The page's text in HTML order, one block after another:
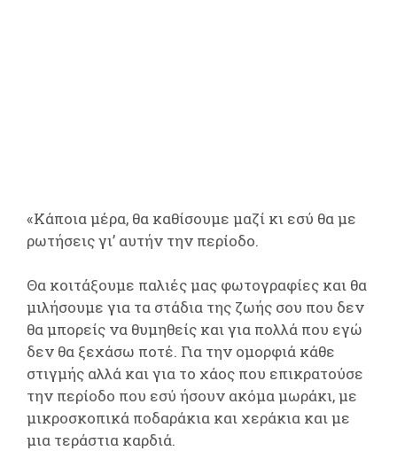
«Κάποια μέρα, θα καθίσουμε μαζί κι εσύ θα με
ρωτήσεις γι’ αυτήν την περίοδο.
Θα κοιτάξουμε παλιές μας φωτογραφίες και θα
μιλήσουμε για τα στάδια της ζωής σου που δεν
θα μπορείς να θυμηθείς και για πολλά που εγώ
δεν θα ξεχάσω ποτέ. Για την ομορφιά κάθε
στιγμής αλλά και για το χάος που επικρατούσε
την περίοδο που εσύ ήσουν ακόμα μωράκι, με
μικροσκοπικά ποδαράκια και χεράκια και με
μια τεράστια καρδιά.